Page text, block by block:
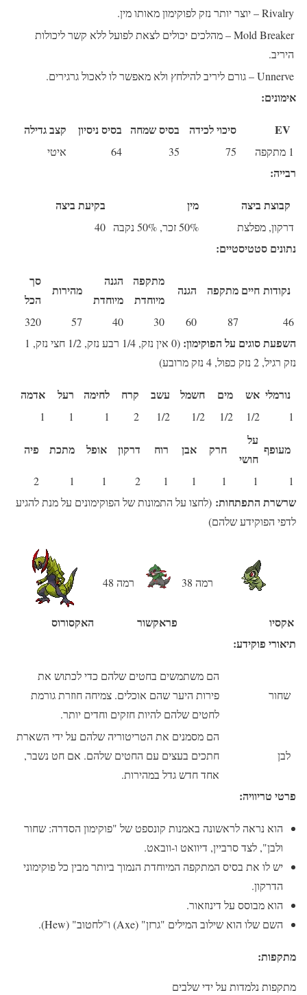
Rivalry– יוצר יותר נזק לפוקימון מאותו מין.
Mold Breaker– מהלכים יכולים לצאת לפועל ללא קשר ליכולות
היריב.
Unnerve– גורם ליריב להילחץ ולא מאפשר לו לאכול גרגירים.
אימונים:
EV סיכוי לכידה בסיס שמחה בסיס ניסיון קצב גדילה
1 מתקפה 75
35
64 איטי
רבייה:
קבוצת ביצה מין בקיעת ביצה
דרקון, מפלצת 50% זכר, 50% נקבה 40
נתונים סטטיסטיים:
נקודות חיים מתקפה הגנה
מתקפה
מיוחדת
הגנה
מיוחדת
מהירות
סך
הכל
46
87
60
30
40
57
320
השפעת סוגים על הפוקימון:
(0 אין נזק, 1/4 רבע נזק, 1/2 חצי נזק, 1
נזק רגיל, 2 נזק כפול, 4 נזק מרובע)
נורמלי אש מים חשמל עשב קרח לחימה רעל אדמה
1
1/2
1/2
1/2
1/2
2
1
1
1
מעופף
על
חושי
חרק אבן רוח דרקון אופל מתכת פיה
1
1
1
1
1
2
1
1
2
שרשרת התפתחות: (לחצו על התמונות של הפוקימונים על מנת להגיע
לדפי הפוקידע שלהם)
רמה 38 רמה 48
אקסיו פראקשור
האקסורוס
תיאורי פוקידע:
שחור
הם משתמשים בחטים שלהם כדי לכתוש את
פירות היער שהם אוכלים. צמיחה חוזרת גורמת
לחטים שלהם להיות חזקים וחדים יותר.
לבן
הם מסמנים את הטריטוריה שלהם על ידי השארת
חתכים בעצים עם החטים שלהם. אם חט נשבר,
אחד חדש גדל במהירות.
פרטי טריוויה:
הוא נראה לראשונה באמנות קונספט של "פוקימון הסדרה: שחור
ולבן", לצד סרביין, דיוואט ו-וובאט.
יש לו את בסיס המתקפה המיוחדת הנמוך ביותר מבין כל פוקימוני
הדרקון.
הוא מבוסס על דינוזאור.
השם שלו הוא שילוב המילים "גרזן" (Axe) ו"לחטוב" (Hew).
מתקפות:
מתקפות נלמדות על ידי שלבים